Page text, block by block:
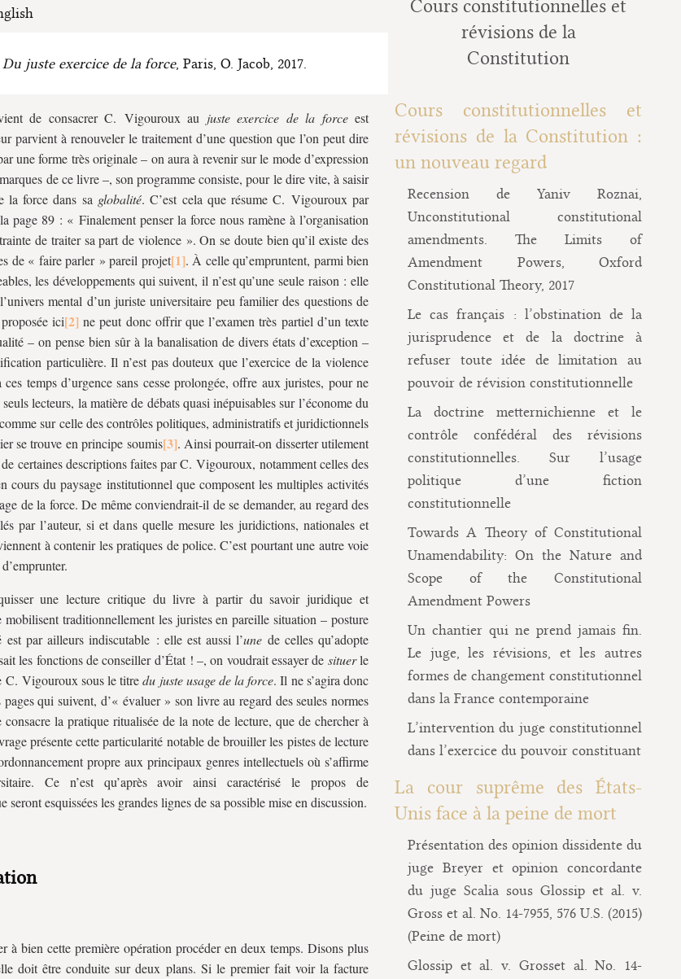
Du juste exercice de la force, Paris, O. Jacob, 2017.
de consacrer C. Vigouroux au juste exercice de la forceest
parvient à renouveler le traitement d’une question que l’on peut dire
une forme très originale – on aura à revenir sur le mode d’expression
de ce livre –, son programme consiste, pour le dire vite, à saisir
la force dans sa globalité. C’est cela que résume C. Vigouroux par
page 89 : « Finalement penser la force nous ramène à l’organisation
de traiter sa part de violence ». On se doute bien qu’il existe des
de « faire parler » pareil projet
. À celle qu’empruntent, parmi bien
les développements qui suivent, il n’est qu’une seule raison : elle
mental d’un juriste universitaire peu familier des questions de
ici
ne peut donc offrir que l’examen très partiel d’un texte
– on pense bien sûr à la banalisation de divers états d’exception –
particulière. Il n’est pas douteux que l’exercice de la violence
temps d’urgence sans cesse prolongée, offre aux juristes, pour ne
lecteurs, la matière de débats quasi inépuisables sur l’économe du
sur celle des contrôles politiques, administratifs et juridictionnels
se trouve en principe soumis
. Ainsi pourrait-on disserter utilement
certaines descriptions faites par C. Vigouroux, notamment celles des
cours du paysage institutionnel que composent les multiples activités
de la force. De même conviendrait-il de se demander, au regard des
par l’auteur, si et dans quelle mesure les juridictions, nationales et
à contenir les pratiques de police. C’est pourtant une autre voie
une lecture critique du livre à partir du savoir juridique et
traditionnellement les juristes en pareille situation – posture
par ailleurs indiscutable : elle est aussi l’une de celles qu’adopte
les fonctions de conseiller d’État ! –, on voudrait essayer de situerle
C. Vigouroux sous le titredu juste usage de la force. Il ne s’agira donc
pages qui suivent, d’« évaluer » son livre au regard des seules normes
consacre la pratique ritualisée de la note de lecture, que de chercher à
présente cette particularité notable de brouiller les pistes de lecture
propre aux principaux genres intellectuels où s’affirme
Ce n’est qu’après avoir ainsi caractérisé le propos de
esquissées les grandes lignes de sa possible mise en discussion.
à bien cette première opération procéder en deux temps. Disons plus
doit être conduite sur deux plans. Si le premier fait voir la facture
Cours constitutionnelles et
révisions de la
Constitution
Cours constitutionnelles et
révisions de la Constitution :
un nouveau regard
Recension de Yaniv Roznai,
Unconstitutional constitutional
amendments. The Limits of
Amendment Powers, Oxford
Constitutional Theory, 2017
Le cas français : l’obstination de la
jurisprudence et de la doctrine à
refuser toute idée de limitation au
pouvoir de révision constitutionnelle
La doctrine metternichienne et le
contrôle confédéral des révisions
constitutionnelles. Sur l’usage
politique d’une fiction
constitutionnelle
Towards A Theory of Constitutional
Unamendability: On the Nature and
Scope of the Constitutional
Amendment Powers
Un chantier qui ne prend jamais fin.
Le juge, les révisions, et les autres
formes de changement constitutionnel
dans la France contemporaine
L’intervention du juge constitutionnel
dans l’exercice du pouvoir constituant
La cour suprême des États-
Unis face à la peine de mort
Présentation des opinion dissidente du
juge Breyer et opinion concordante
du juge Scalia sous Glossip et al. v.
Gross et al. No. 14-7955, 576 U.S. (2015)
(Peine de mort)
Glossip et al. v. Grosset al. No. 14-